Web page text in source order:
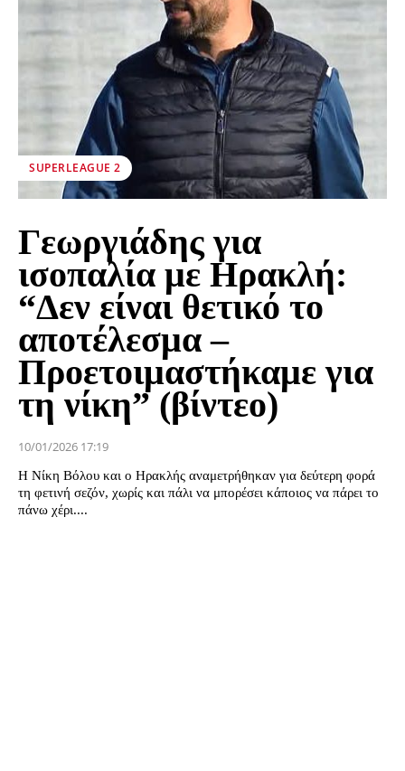
SUPERLEAGUE 2
Γεωργιάδης για
ισοπαλία με Ηρακλή:
“Δεν είναι θετικό το
αποτέλεσμα –
Προετοιμαστήκαμε για
τη νίκη” (βίντεο)
10/01/2026 17:19
Η Νίκη Βόλου και ο Ηρακλής αναμετρήθηκαν για δεύτερη φορά
τη φετινή σεζόν, χωρίς και πάλι να μπορέσει κάποιος να πάρει το
πάνω χέρι....